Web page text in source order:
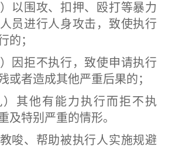
围攻、扣押、殴打等暴力
员进行人身攻击，致使执行
的；
拒不执行，致使申请执行
或者造成其他严重后果的；
他有能力执行而拒不执
及特别严重的情形。
、帮助被执行人实施规避